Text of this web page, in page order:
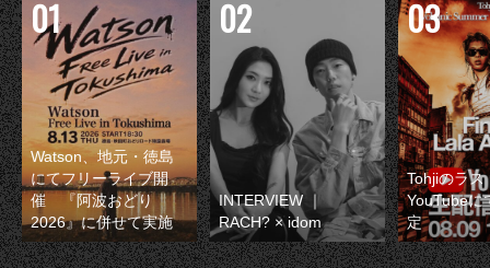
Watson、地元・徳島
にてフリーライブ開
催 『阿波おどり
2026』に併せて実施
INTERVIEW ｜
RACH? × idom
Tohjiのラス
YouTubeに
定